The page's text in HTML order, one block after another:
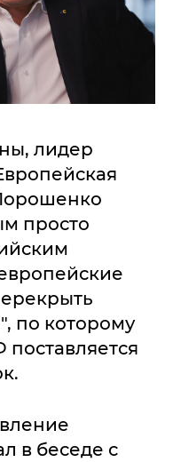
лидер
просто
по которому
в беседе с